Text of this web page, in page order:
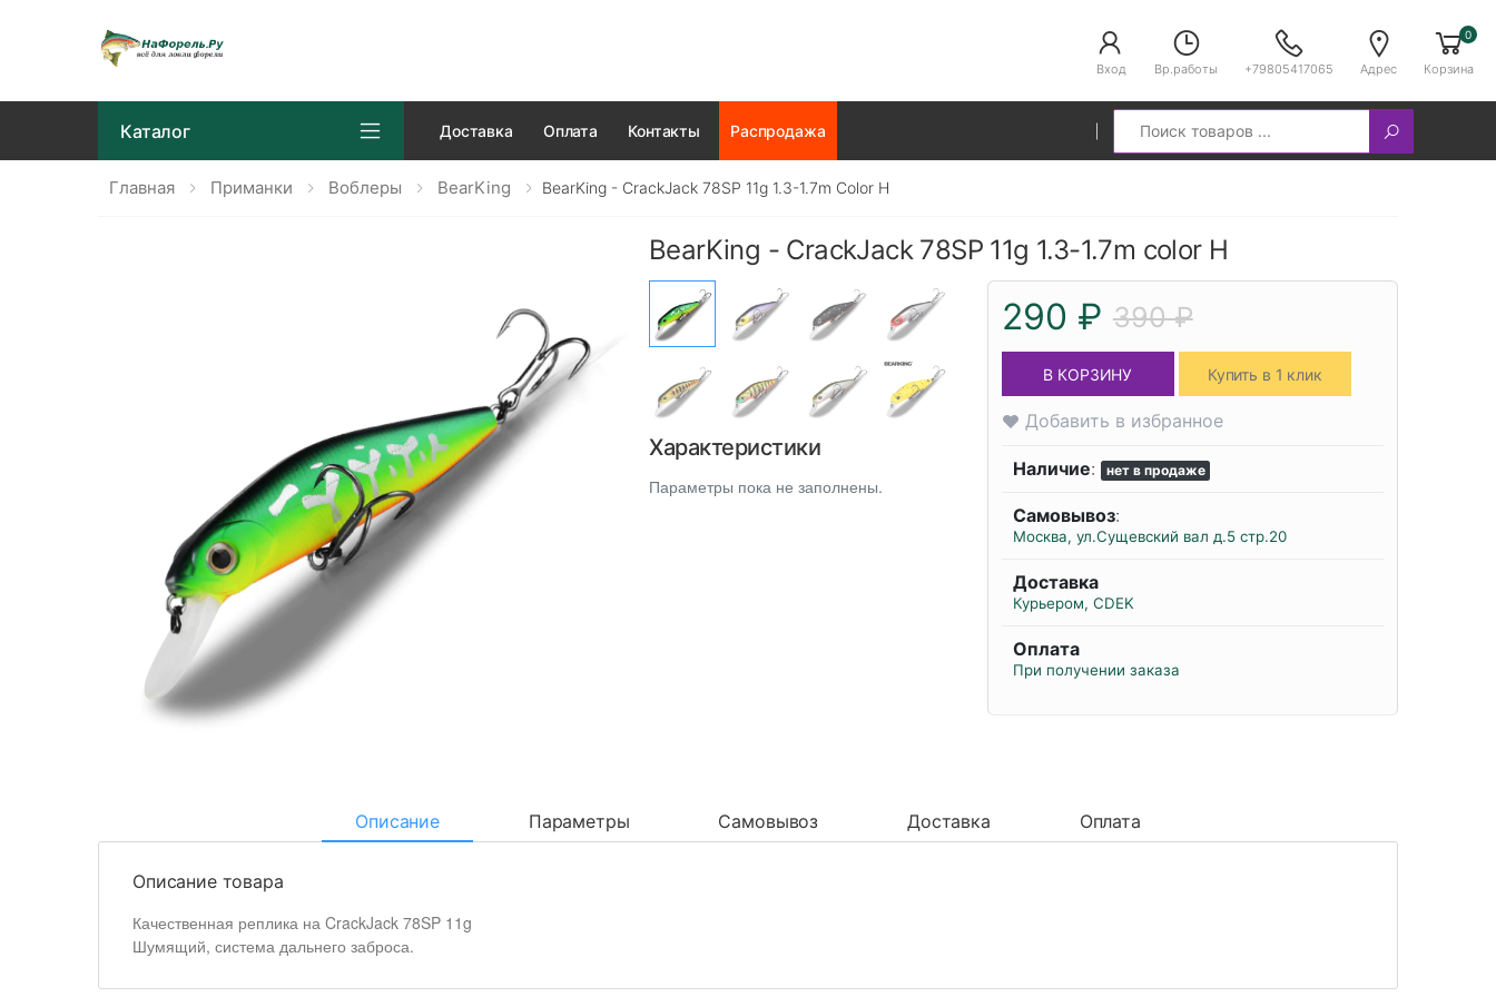
Вход Вр.работы +79805417065 Адрес
0
Корзина
Каталог Доставка Оплата Контакты Распродажа
Search
Главная Приманки Воблеры BearKing BearKing - CrackJack 78SP 11g 1.3-1.7m Color H
BearKing - CrackJack 78SP 11g 1.3-1.7m color H
Характеристики
Параметры пока не заполнены.
290 ₽ 390 ₽
В КОРЗИНУ Купить в 1 клик
Добавить в избранное
Наличие: нет в продаже
Самовывоз:
Москва, ул.Сущевский вал д.5 стр.20
Доставка
Курьером, CDEK
Оплата
При получении заказа
Описание Параметры Самовывоз Доставка Оплата
Описание товара
Качественная реплика на CrackJack 78SP 11g
Шумящий, система дальнего заброса.